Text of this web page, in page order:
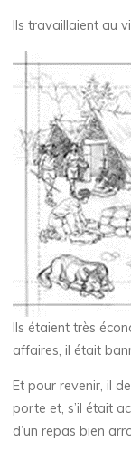
Ils travaillaient au
Ils étaient très
affaires, il était
Et pour revenir, il
porte et, s’il était
d’un repas bien